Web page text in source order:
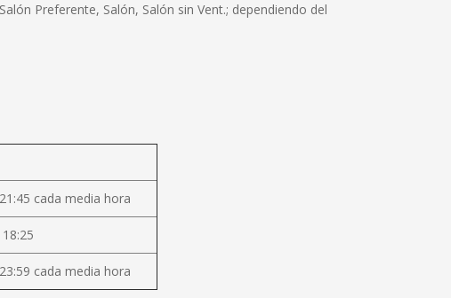
Preferente, Salón, Salón sin Vent.; dependiendo del
cada media hora
cada media hora